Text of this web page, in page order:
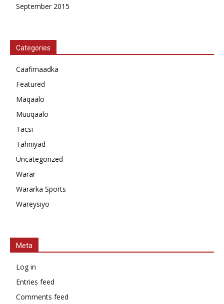
September 2015
Categories
Caafimaadka
Featured
Maqaalo
Muuqaalo
Tacsi
Tahniyad
Uncategorized
Warar
Wararka Sports
Wareysiyo
Meta
Log in
Entries feed
Comments feed